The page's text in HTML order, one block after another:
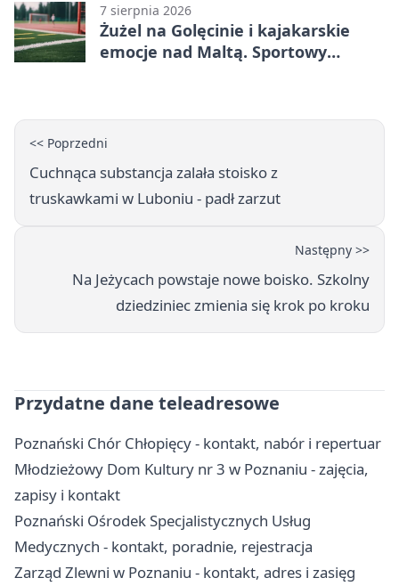
7 sierpnia 2026
Żużel na Golęcinie i kajakarskie
emocje nad Maltą. Sportowy
<< Poprzedni
Cuchnąca substancja zalała stoisko z
truskawkami w Luboniu - padł zarzut
Następny >>
Na Jeżycach powstaje nowe boisko. Szkolny
dziedziniec zmienia się krok po kroku
Przydatne dane teleadresowe
Poznański Chór Chłopięcy - kontakt, nabór i repertuar
Młodzieżowy Dom Kultury nr 3 w Poznaniu - zajęcia,
zapisy i kontakt
Poznański Ośrodek Specjalistycznych Usług
Medycznych - kontakt, poradnie, rejestracja
Zarząd Zlewni w Poznaniu - kontakt, adres i zasięg